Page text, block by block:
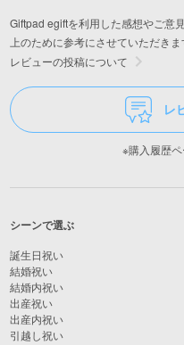
Giftpad egiftを利用した感想やご意
上のために参考にさせていただきま
レビューの投稿について
レ
※購入履歴ペ
シーンで選ぶ
誕生日祝い
結婚祝い
結婚内祝い
出産祝い
出産内祝い
引越し祝い